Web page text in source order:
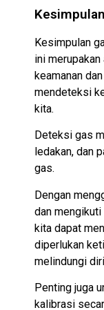
Kesimpulan
Kesimpulan
ini
keamanan
mendeteksi
kita.
Deteksi gas
ledakan, dan
gas.
Dengan
dan mengikuti
kita dapat
diperlukan
melindungi
Penting juga
kalibrasi